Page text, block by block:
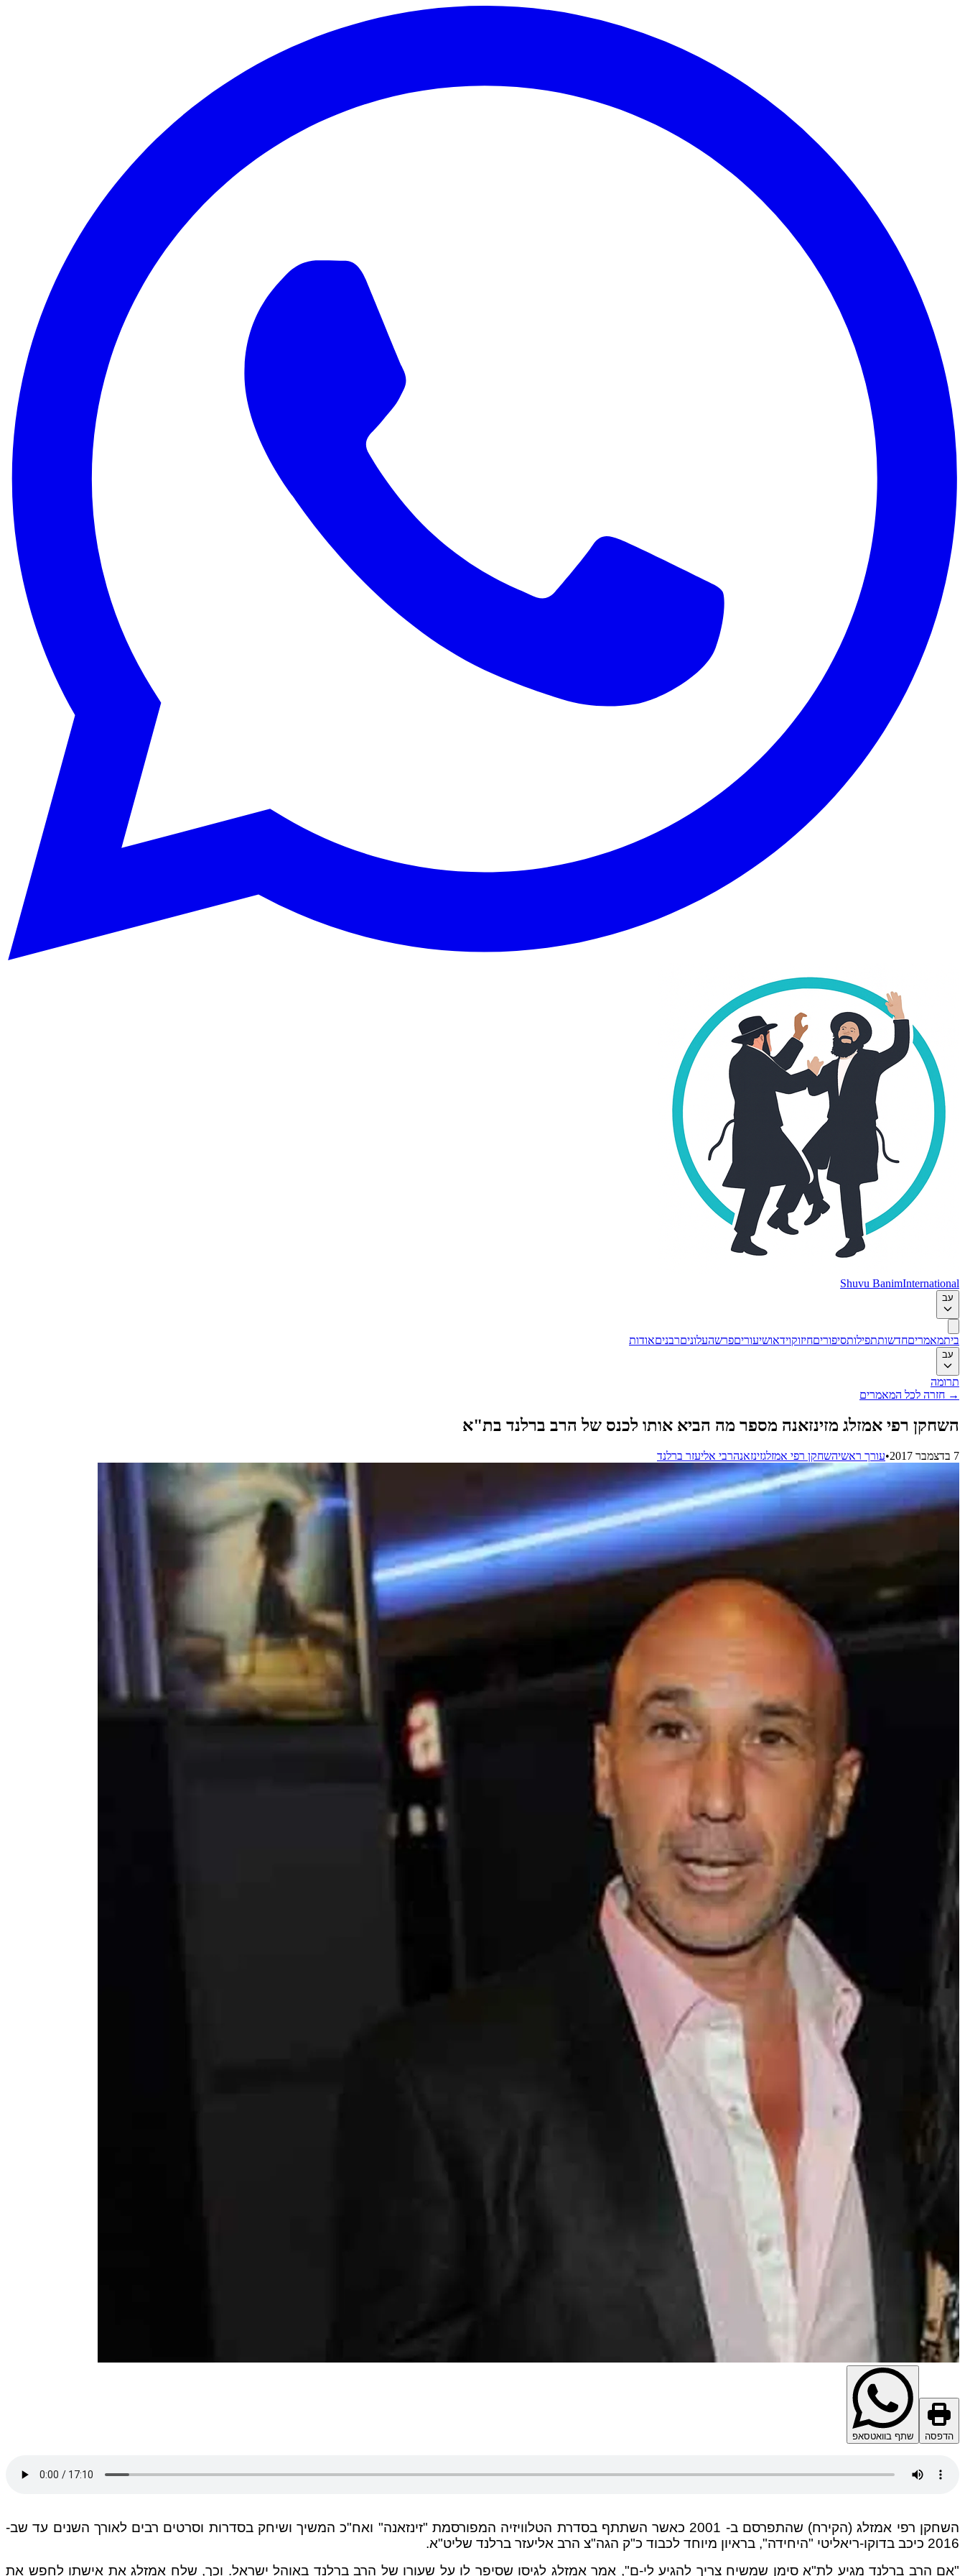
Shuvu BanimInternational
עב
ביתמאמריםחדשותתפילותסיפוריםחיזוקוידאושיעוריםפרשהעלוניםרבניםאודות
עב
תרומה
→ חזרה לכל המאמרים
השחקן רפי אמזלג מזינזאנה מספר מה הביא אותו לכנס של הרב ברלנד בת"א
7 בדצמבר 2017 •עורך ראשיהשחקן רפי אמזלגזינזאנהרבי אליעזר ברלנד
הדפסה שתף בוואטסאפ
השחקן רפי אמזלג (הקירח) שהתפרסם ב- 2001 כאשר השתתף בסדרת הטלוויזיה המפורסמת "זינזאנה" ואח"כ המשיך ושיחק בסדרות וסרטים רבים לאורך השנים עד שב-
2016 כיכב בדוקו-ריאליטי "היחידה", בראיון מיוחד לכבוד כ"ק הגה"צ הרב אליעזר ברלנד שליט"א.
"אם הרב ברלנד מגיע לת"א סימן שמשיח צריך להגיע לי-ם", אמר אמזלג לגיסו שסיפר לו על שעורו של הרב ברלנד באוהל ישראל. וכך, שלח אמזלג את אישתו לחפש את